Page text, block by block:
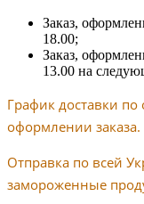
Заказ,
18.00;
Заказ,
13.00 на
График доставки по
оформлении заказа.
Отправка по всей
замороженные